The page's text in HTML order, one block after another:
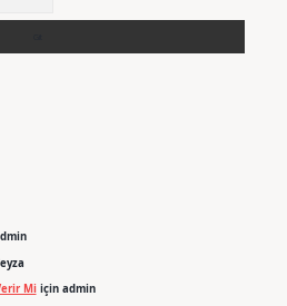
Miiçin admin